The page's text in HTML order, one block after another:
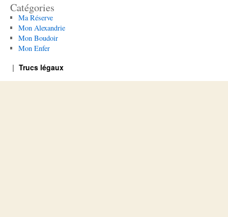
Catégories
Ma Réserve
Mon Alexandrie
Mon Boudoir
Mon Enfer
Trucs légaux